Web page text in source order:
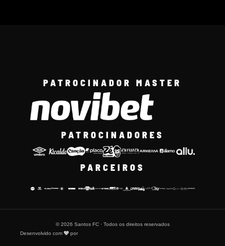
PATROCINADOR MASTER
PATROCINADORES
PARCEIROS
© 2026 Santos FC · Todos os direitos reservados
Desenvolvido com
por